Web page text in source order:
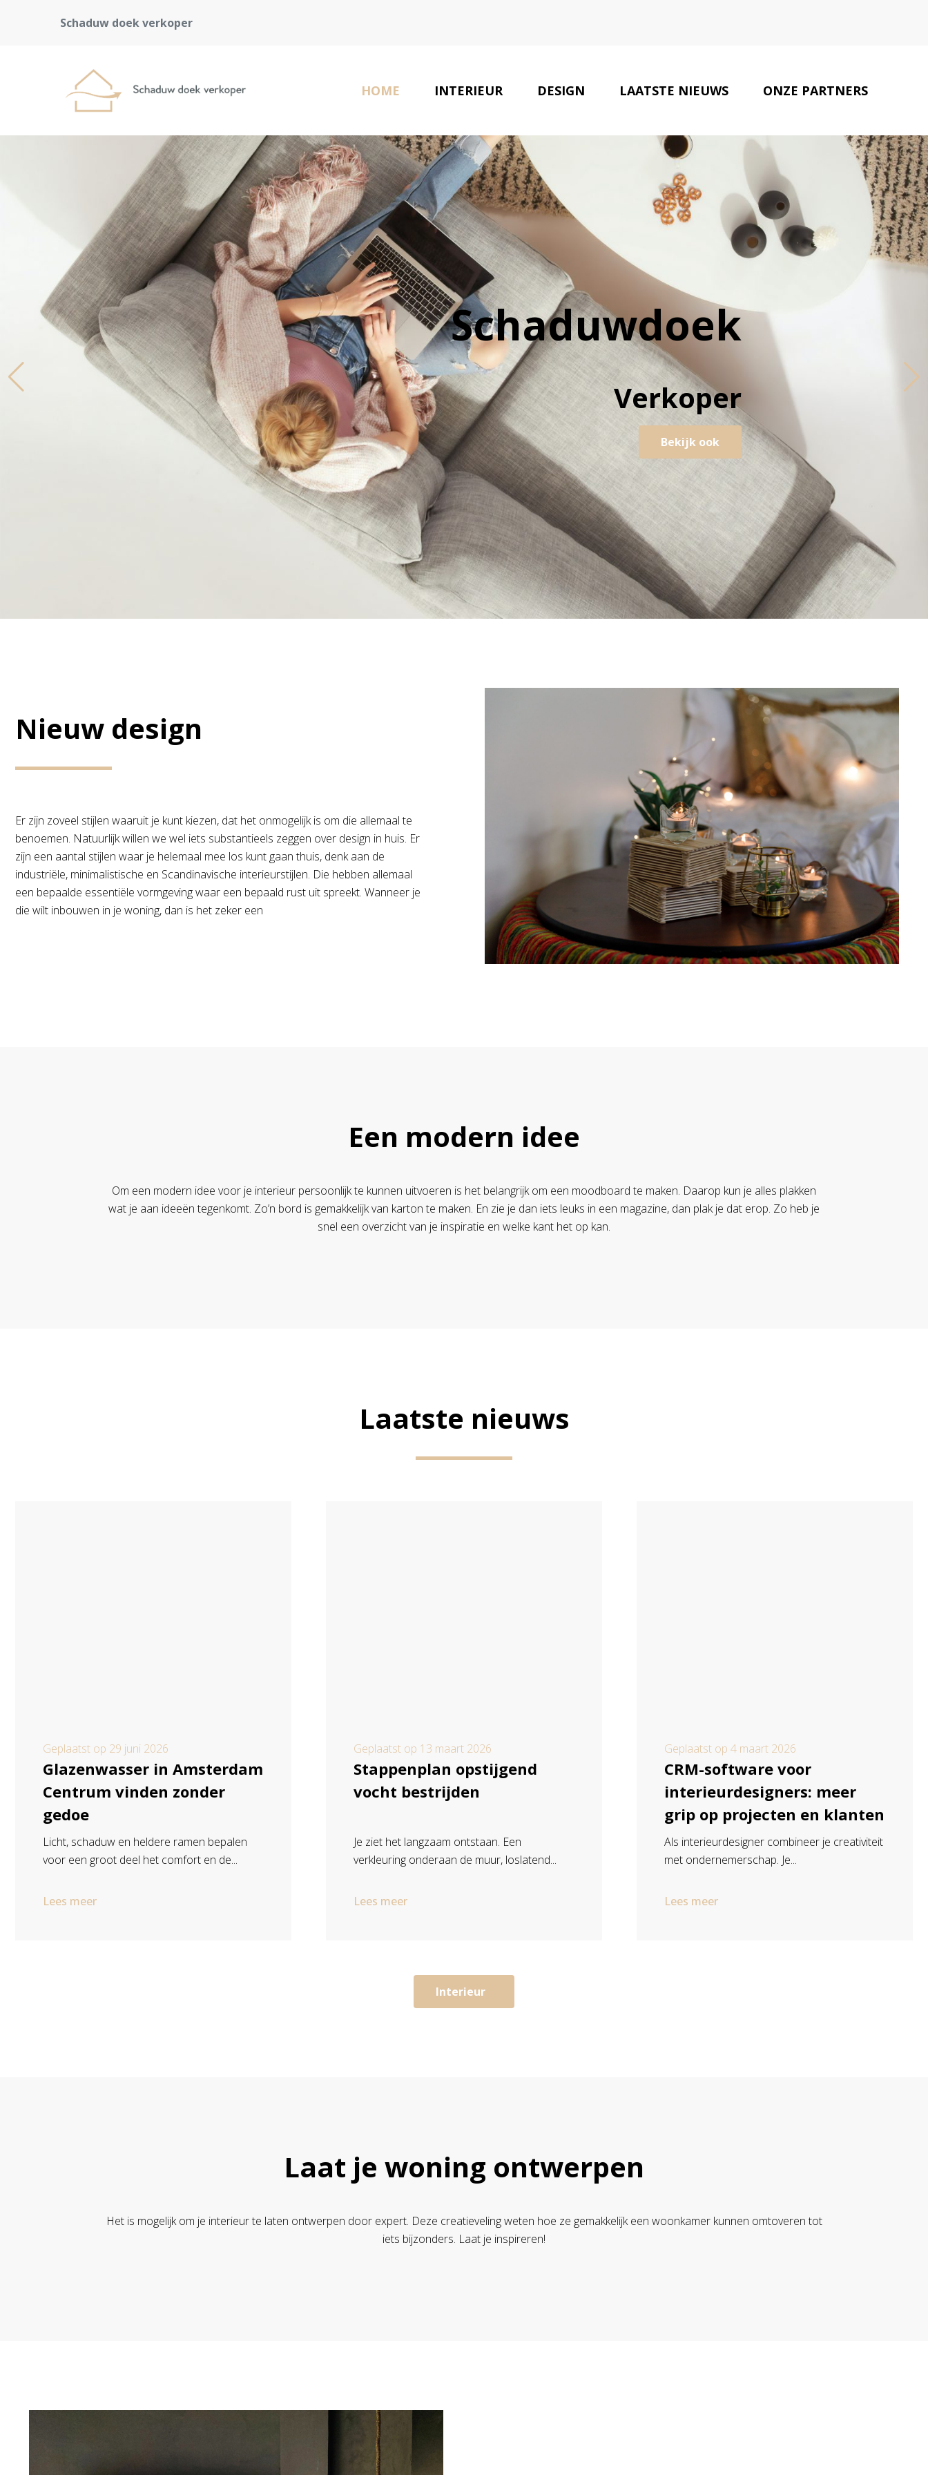
Schaduw doek verkoper
HOME INTERIEUR DESIGN LAATSTE NIEUWS ONZE PARTNERS
CONTACT
Schaduwdoek
Verkoper
Bekijk ook
Nieuw design
Er zijn zoveel stijlen waaruit je kunt kiezen, dat het onmogelijk is om die allemaal te
benoemen. Natuurlijk willen we wel iets substantieels zeggen over design in huis. Er
zijn een aantal stijlen waar je helemaal mee los kunt gaan thuis, denk aan de
industriële, minimalistische en Scandinavische interieurstijlen. Die hebben allemaal
een bepaalde essentiële vormgeving waar een bepaald rust uit spreekt. Wanneer je
die wilt inbouwen in je woning, dan is het zeker een
Een modern idee
Om een modern idee voor je interieur persoonlijk te kunnen uitvoeren is het belangrijk om een moodboard te maken. Daarop kun je alles plakken
wat je aan ideeën tegenkomt. Zo’n bord is gemakkelijk van karton te maken. En zie je dan iets leuks in een magazine, dan plak je dat erop. Zo heb je
snel een overzicht van je inspiratie en welke kant het op kan.
Laatste nieuws
Geplaatst op 29 juni 2026
Glazenwasser in Amsterdam
Centrum vinden zonder
gedoe
Licht, schaduw en heldere ramen bepalen
voor een groot deel het comfort en de...
Lees meer
Geplaatst op 13 maart 2026
Stappenplan opstijgend
vocht bestrijden
Je ziet het langzaam ontstaan. Een
verkleuring onderaan de muur, loslatend...
Lees meer
Geplaatst op 4 maart 2026
CRM-software voor
interieurdesigners: meer
grip op projecten en klanten
Als interieurdesigner combineer je creativiteit
met ondernemerschap. Je...
Lees meer
Interieur
Laat je woning ontwerpen
Het is mogelijk om je interieur te laten ontwerpen door expert. Deze creatieveling weten hoe ze gemakkelijk een woonkamer kunnen omtoveren tot
iets bijzonders. Laat je inspireren!